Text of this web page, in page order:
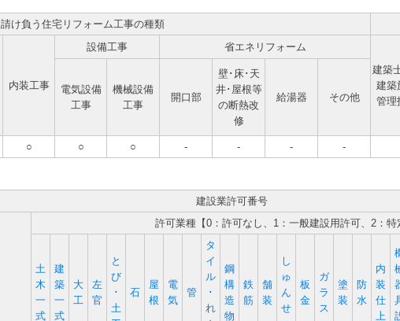
請け負う住宅リフォーム工事の種類
内装工事
設備工事
省エネリフォーム
建築
建築
管理
電気設備
工事
機械設備
工事
開口部
壁･床･天
井･屋根等
の断熱改
修
給湯器 その他
○ ○ ○ - - - -
建設業許可番号
許可業種【0：許可なし、1：一般建設用許可、2：特
土
木
一
式
建
築
一
式
大
工
左
官
と
び
･
土
石
屋
根
電
気
管
タ
イ
ル
･
れ
鋼
構
造
物
鉄
筋
舗
装
し
ゅ
ん
せ
板
金
ガ
ラ
ス
塗
装
防
水
内
装
仕
上